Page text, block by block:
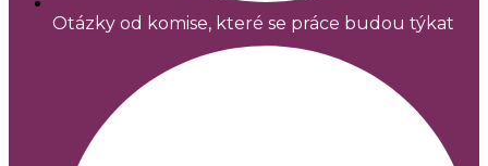
Otázky od komise, které se práce budou týkat